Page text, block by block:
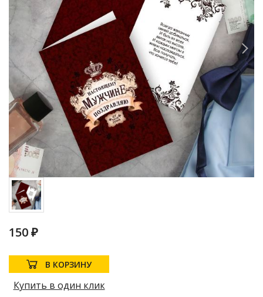
150 ₽
В КОРЗИНУ
Купить в один клик